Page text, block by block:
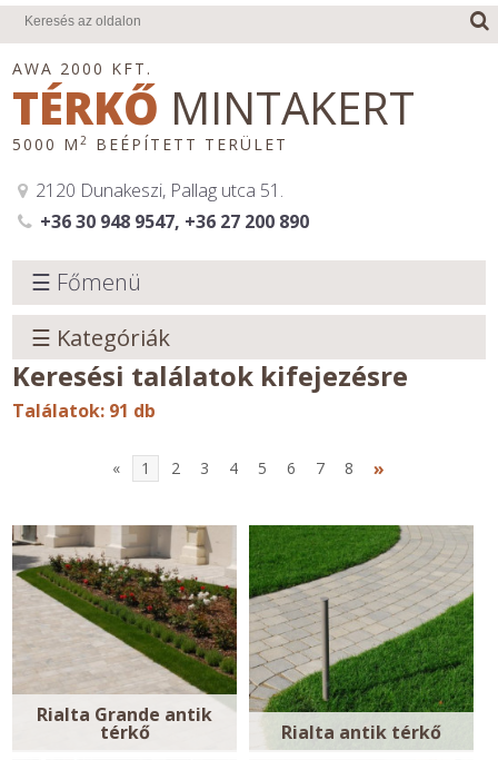
AWA 2000 KFT.
TÉRKŐ MINTAKERT
5000 M2 BEÉPÍTETT TERÜLET
2120 Dunakeszi, Pallag utca 51.
+36 30 948 9547, +36 27 200 890
☰ Főmenü
☰ Kategóriák
Keresési találatok kifejezésre
Találatok: 91 db
« 1 2 3 4 5 6 7 8 »
Rialta Grande antik
térkő Rialta antik térkő